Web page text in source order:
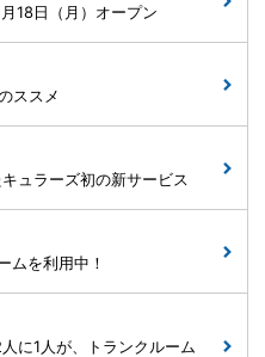
18日（月）オープン
ススメ
ュラーズ初の新サービス
ムを利用中！
に1人が、トランクルーム